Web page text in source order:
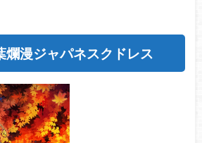
爛漫ジャパネスクドレス